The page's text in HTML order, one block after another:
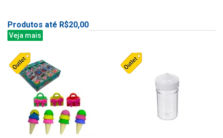
Produtos até R$20,00
Veja mais